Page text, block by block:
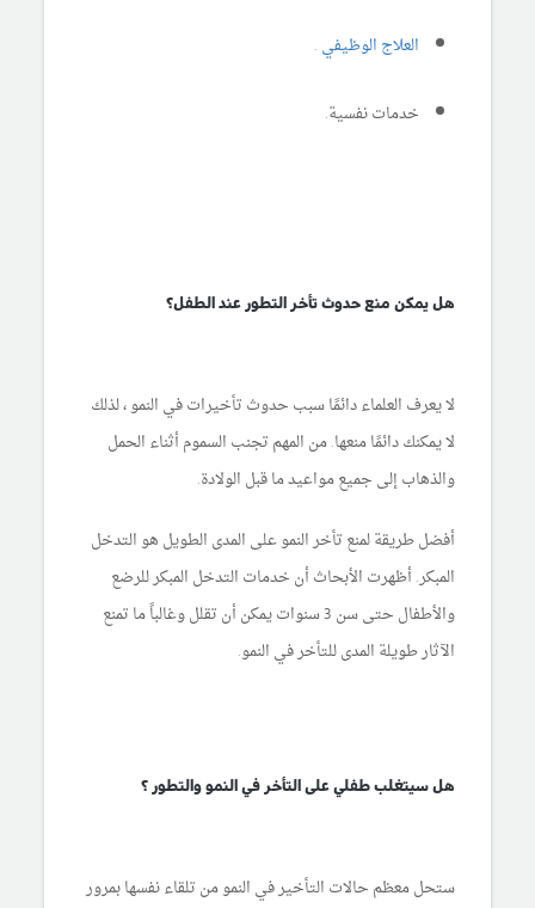
العلاج الوظيفي .
خدمات نفسية.
هل يمكن منع حدوث تأخر التطور عند الطفل؟
لا يعرف العلماء دائمًا سبب حدوث تأخيرات في النمو ، لذلك
لا يمكنك دائمًا منعها. من المهم تجنب السموم أثناء الحمل
والذهاب إلى جميع مواعيد ما قبل الولادة.
أفضل طريقة لمنع تأخر النمو على المدى الطويل هو التدخل
المبكر. أظهرت الأبحاث أن خدمات التدخل المبكر للرضع
والأطفال حتى سن 3 سنوات يمكن أن تقلل وغالباً ما تمنع
الآثار طويلة المدى للتأخر في النمو.
هل سيتغلب طفلي على التأخر في النمو والتطور ؟
ستحل معظم حالات التأخير في النمو من تلقاء نفسها بمرور